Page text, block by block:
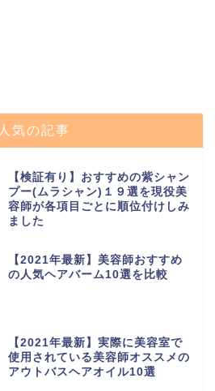
人気の記事
【検証有り】おすすめの紫シャン
プー(ムラシャン)１９選を現役美
容師が各項目ごとに順位付けしみ
ました
【2021年最新】美容師おすすめ
の人気ヘアバーム10選を比較
【2021年最新】実際に美容室で
使用されている美容師オススメの
アウトバスヘアオイル10選